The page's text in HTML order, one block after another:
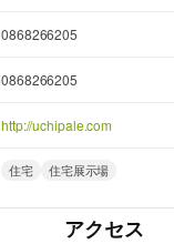
0868266205
0868266205
http://uchipale.com
住宅 住宅展示場
アクセス